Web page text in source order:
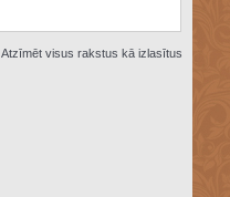
Atzīmēt visus rakstus kā izlasītus